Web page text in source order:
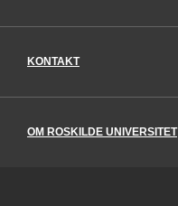
KONTAKT
OM ROSKILDE UNIVERSITET